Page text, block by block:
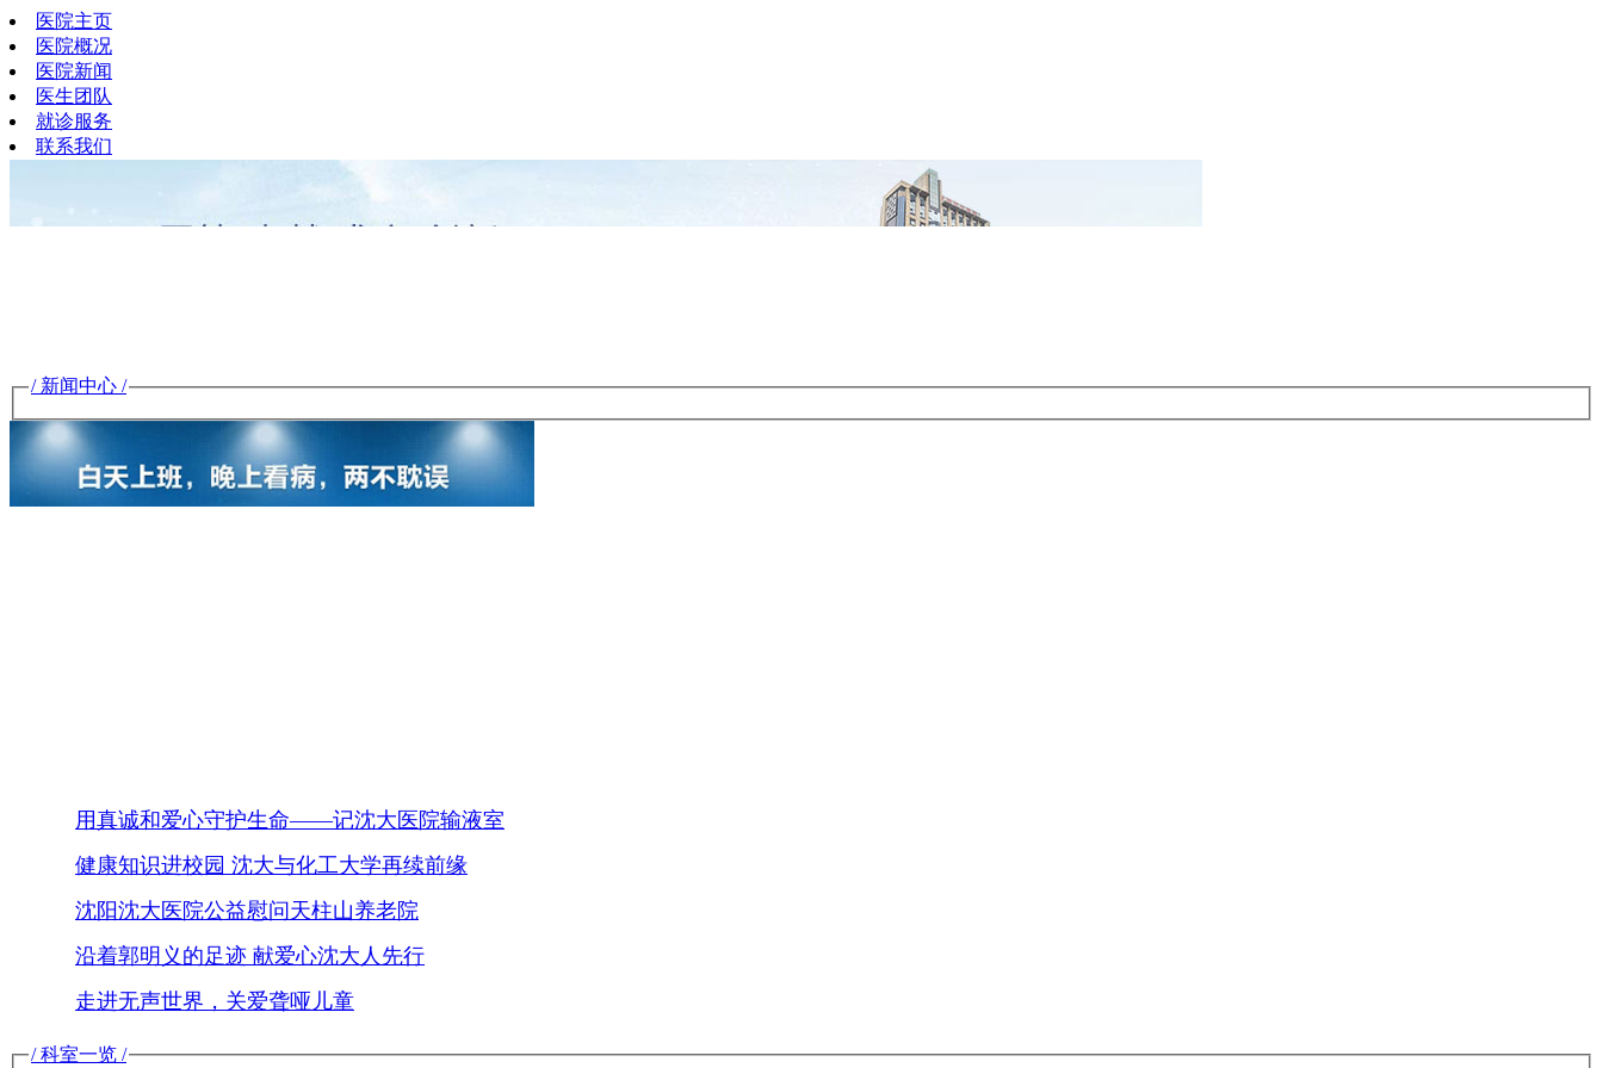
医院主页
医院概况
医院新闻
医生团队
就诊服务
联系我们
/ 新闻中心 /
用真诚和爱心守护生命——记沈大医院输液室
健康知识进校园 沈大与化工大学再续前缘
沈阳沈大医院公益慰问天柱山养老院
沿着郭明义的足迹 献爱心沈大人先行
走进无声世界，关爱聋哑儿童
/ 科室一览 /